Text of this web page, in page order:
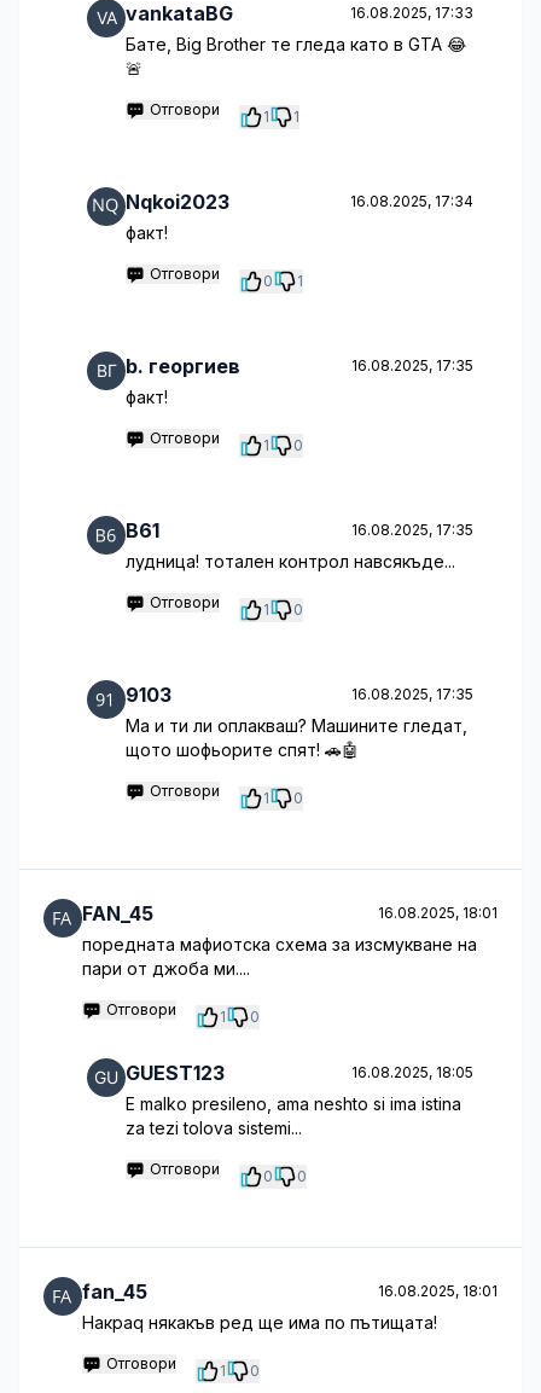
vankataBG 16.08.2025, 17:33
Бате, Big Brother те гледа като в GTA 😂
🚨
Отговори 1 1
Nqkoi2023 16.08.2025, 17:34
факт!
Отговори 0 1
b. георгиев 16.08.2025, 17:35
факт!
Отговори 1 0
B61 16.08.2025, 17:35
лудница! тотален контрол навсякъде...
Отговори 1 0
9103 16.08.2025, 17:35
Ма и ти ли оплакваш? Машините гледат,
щото шофьорите спят! 🚗🤖
Отговори 1 0
FAN_45 16.08.2025, 18:01
поредната мафиотска схема за изсмукване на
пари от джоба ми....
Отговори 1 0
GUEST123 16.08.2025, 18:05
E malko presileno, ama neshto si ima istina
za tezi tolova sistemi...
Отговори 0 0
fan_45 16.08.2025, 18:01
Накраq някакъв ред ще има по пътищата!
Отговори 1 0